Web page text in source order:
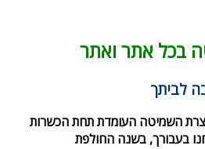
בכל אתר ואתר
לביתך
השמיטה העומדת תחת הכשרות
בעבורך, בשנה החולפת